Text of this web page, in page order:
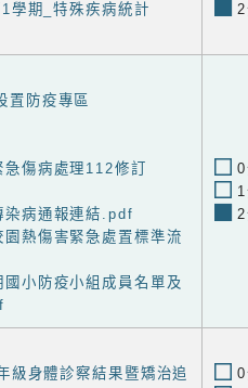
學期_特殊疾病統計
置防疫專區
傷病處理112修訂
染病通報連結.pdf
園熱傷害緊急處置標準流
國小防疫小組成員名單及
級身體診察結果暨矯治追